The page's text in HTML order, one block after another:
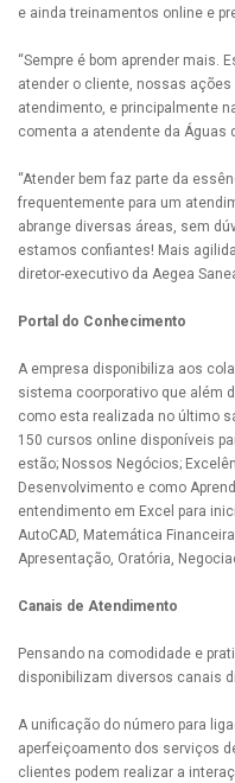
e ainda treinamentos online e
“Sempre é bom aprender mais.
atender o cliente, nossas
atendimento, e principalmente
comenta a atendente da Águas
“Atender bem faz parte da
frequentemente para um
abrange diversas áreas, sem
estamos confiantes! Mais
diretor-executivo da Aegea
Portal do Conhecimento
A empresa disponibiliza aos
sistema coorporativo que além
como esta realizada no último
150 cursos online disponíveis
estão; Nossos Negócios;
Desenvolvimento e como
entendimento em Excel para
AutoCAD, Matemática
Apresentação, Oratória,
Canais de Atendimento
Pensando na comodidade e
disponibilizam diversos canais
A unificação do número para
aperfeiçoamento dos serviços
clientes podem realizar a